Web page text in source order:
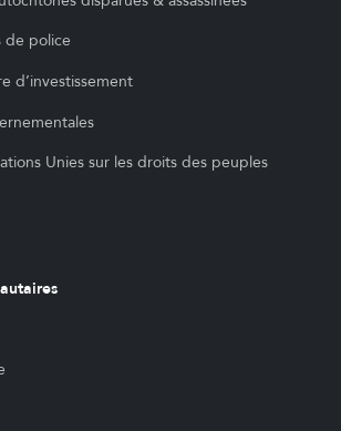
de police
d’investissement
Unies sur les droits des peuples